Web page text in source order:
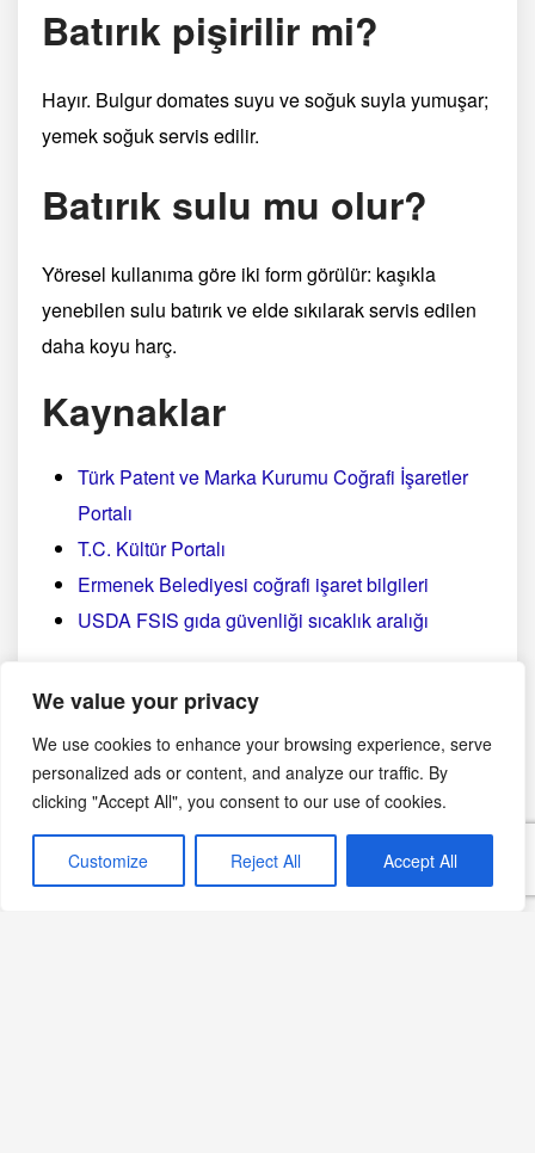
We value your privacy
We use cookies to enhance your browsing experience, serve
personalized ads or content, and analyze our traffic. By
clicking "Accept All", you consent to our use of cookies.
Customize Reject All Accept All
Batırık pişirilir mi?
Hayır. Bulgur domates suyu ve soğuk suyla yumuşar;
yemek soğuk servis edilir.
Batırık sulu mu olur?
Yöresel kullanıma göre iki form görülür: kaşıkla
yenebilen sulu batırık ve elde sıkılarak servis edilen
daha koyu harç.
Kaynaklar
Türk Patent ve Marka Kurumu Coğrafi İşaretler
Portalı
T.C. Kültür Portalı
Ermenek Belediyesi coğrafi işaret bilgileri
USDA FSIS gıda güvenliği sıcaklık aralığı
Yazdır
🖨
PDF
Görsel notu: Bu sayfadaki fotoğraf yapay zekâ ile
bölgenin veya tarihsel anın belgesel fotoğrafı değildir.